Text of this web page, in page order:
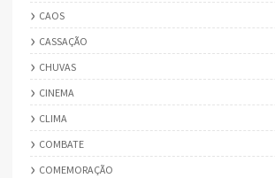
CAOS
CASSAÇÃO
CHUVAS
CINEMA
CLIMA
COMBATE
COMEMORAÇÃO